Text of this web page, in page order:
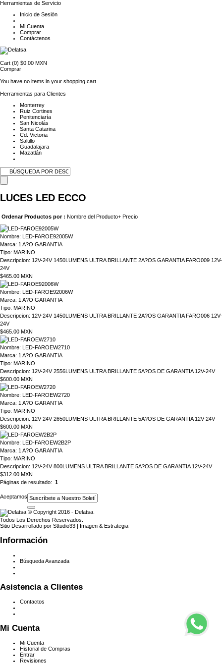
Herramientas de Servicio
Inicio de Sesión
Mi Cuenta
Comprar
Contáctenos
Cart (0) $0.00 MXN
Comprar
You have no items in your shopping cart.
Herramientas para Clientes
Monterrey
Ruiz Cortines
Penitenciaría
San Nicolás
Santa Catarina
Cd. Victoria
Saltillo
Guadalajara
Mazatlán
LUCES LED ECCO
Ordenar Productos por : Nombre del Producto+ Precio
Nombre:
LED-FAROE92005W
Marca: 1 A?O GARANTIA
Tipo: MARINO
Descripcion: 12V-24V 1450LUMENS ULTRA BRILLANTE 2A?OS GARANTIA FARO009 12V-
24V
$465.00 MXN
Nombre:
LED-FAROE92006W
Marca: 1 A?O GARANTIA
Tipo: MARINO
Descripcion: 12V-24V 1450LUMENS ULTRA BRILLANTE 2A?OS GARANTIA FARO006 12V-
24V
$465.00 MXN
Nombre:
LED-FAROEW2710
Marca: 1 A?O GARANTIA
Tipo: MARINO
Descripcion: 12V-24V 2556LUMENS ULTRA BRILLANTE 5A?OS DE GARANTIA 12V-24V
$600.00 MXN
Nombre:
LED-FAROEW2720
Marca: 1 A?O GARANTIA
Tipo: MARINO
Descripcion: 12V-24V 2650LUMENS ULTRA BRILLANTE 5A?OS DE GARANTIA 12V-24V
$600.00 MXN
Nombre:
LED-FAROEW2B2P
Marca: 1 A?O GARANTIA
Tipo: MARINO
Descripcion: 12V-24V 800LUMENS ULTRA BRILLANTE 5A?OS DE GARANTIA 12V-24V
$312.00 MXN
Páginas de resultado: 1
Aceptamos
© Copyright 2016 - Delatsa.
Todos Los Derechos Reservados.
Sitio Desarrollado por Sttudio33 | Imagen & Estrategia
Información
Búsqueda Avanzada
Asistencia a Clientes
Contactos
Mi Cuenta
Mi Cuenta
Historial de Compras
Entrar
Revisiones